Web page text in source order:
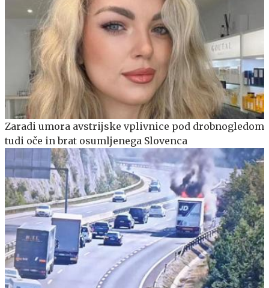
Zaradi umora avstrijske vplivnice pod drobnogledom
tudi oče in brat osumljenega Slovenca